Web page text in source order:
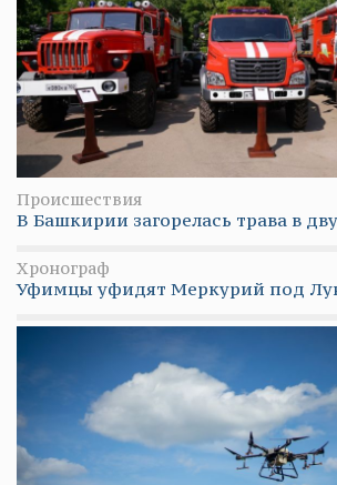
Происшествия
В Башкирии загорелась трава в
Хронограф
Уфимцы уфидят Меркурий под